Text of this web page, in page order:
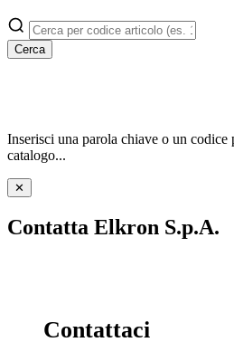
Cerca
Inserisci una parola chiave o un codice
catalogo...
✕
Contatta Elkron S.p.A.
Contattaci